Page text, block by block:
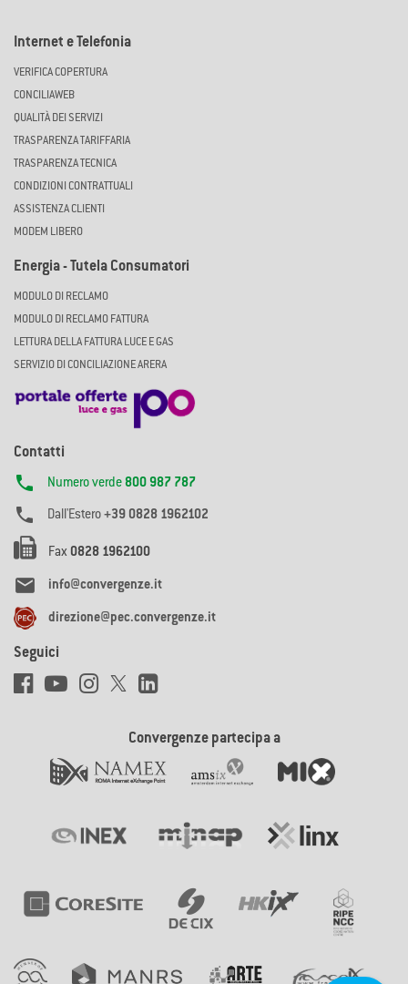
Internet e Telefonia
VERIFICA COPERTURA
CONCILIAWEB
QUALITÀ DEI SERVIZI
TRASPARENZA TARIFFARIA
TRASPARENZA TECNICA
CONDIZIONI CONTRATTUALI
ASSISTENZA CLIENTI
MODEM LIBERO
Energia - Tutela Consumatori
MODULO DI RECLAMO
MODULO DI RECLAMO FATTURA
LETTURA DELLA FATTURA LUCE E GAS
SERVIZIO DI CONCILIAZIONE ARERA
Contatti
 Numero verde 800 987 787
 Dall'Estero +39 0828 1962102
Fax 0828 1962100
 info@convergenze.it
direzione@pec.convergenze.it
Seguici
Convergenze partecipa a